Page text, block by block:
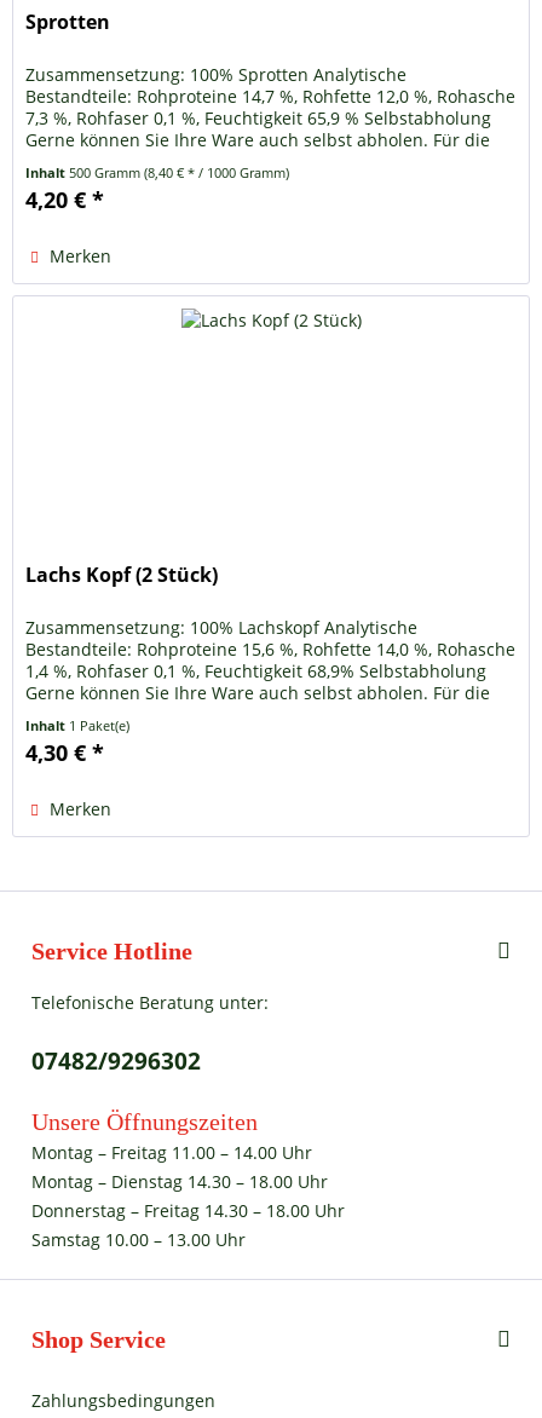
Sprotten
Zusammensetzung: 100% Sprotten Analytische
Bestandteile: Rohproteine 14,7 %, Rohfette 12,0 %, Rohasche
7,3 %, Rohfaser 0,1 %, Feuchtigkeit 65,9 % Selbstabholung
Gerne können Sie Ihre Ware auch selbst abholen. Für die
Inhalt 500 Gramm(8,40 € * / 1000 Gramm)
4,20 € *
Merken
Lachs Kopf (2 Stück)
Zusammensetzung: 100% Lachskopf Analytische
Bestandteile: Rohproteine 15,6 %, Rohfette 14,0 %, Rohasche
1,4 %, Rohfaser 0,1 %, Feuchtigkeit 68,9% Selbstabholung
Gerne können Sie Ihre Ware auch selbst abholen. Für die
Inhalt 1 Paket(e)
4,30 € *
Merken
Service Hotline
Telefonische Beratung unter:
07482/9296302
Unsere Öffnungszeiten
Montag – Freitag 11.00 – 14.00 Uhr
Montag – Dienstag 14.30 – 18.00 Uhr
Donnerstag – Freitag 14.30 – 18.00 Uhr
Samstag 10.00 – 13.00 Uhr
Shop Service
Zahlungsbedingungen